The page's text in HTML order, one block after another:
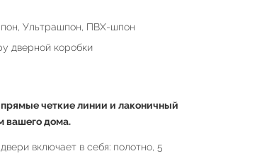
Ультрашпон, ПВХ-шпон
дверной коробки
четкие линии и лаконичный
вашего дома.
включает в себя: полотно, 5